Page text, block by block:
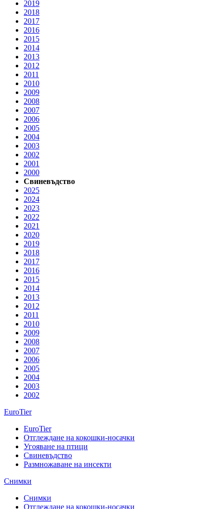
2019
2018
2017
2016
2015
2014
2013
2012
2011
2010
2009
2008
2007
2006
2005
2004
2003
2002
2001
2000
Свиневъдство
2025
2024
2023
2022
2021
2020
2019
2018
2017
2016
2015
2014
2013
2012
2011
2010
2009
2008
2007
2006
2005
2004
2003
2002
EuroTier
EuroTier
Отглеждане на кокошки-носачки
Угояване на птици
Свиневъдство
Размножаване на инсекти
Снимки
Снимки
Отглеждане на кокошки-носачки